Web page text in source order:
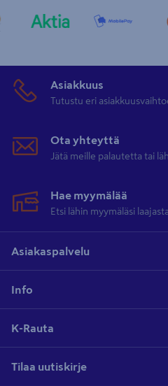
Asiakkuus
Tutustu eri
Ota yhteyttä
Jätä meille palautetta tai
Hae myymälää
Etsi lähin myymäläsi
Asiakaspalvelu
Info
K-Rauta
Tilaa uutiskirje